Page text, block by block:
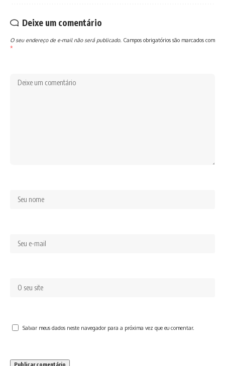
Deixe um comentário
O seu endereço de e-mail não será publicado. Campos obrigatórios são marcados com
*
Salvar meus dados neste navegador para a próxima vez que eu comentar.